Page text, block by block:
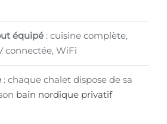
équipé : cuisine complète,
connectée, WiFi
: chaque chalet dispose de sa
bain nordique privatif